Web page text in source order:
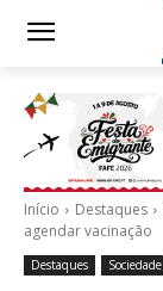
Início Destaques
agendar vacinação
Destaques Sociedade